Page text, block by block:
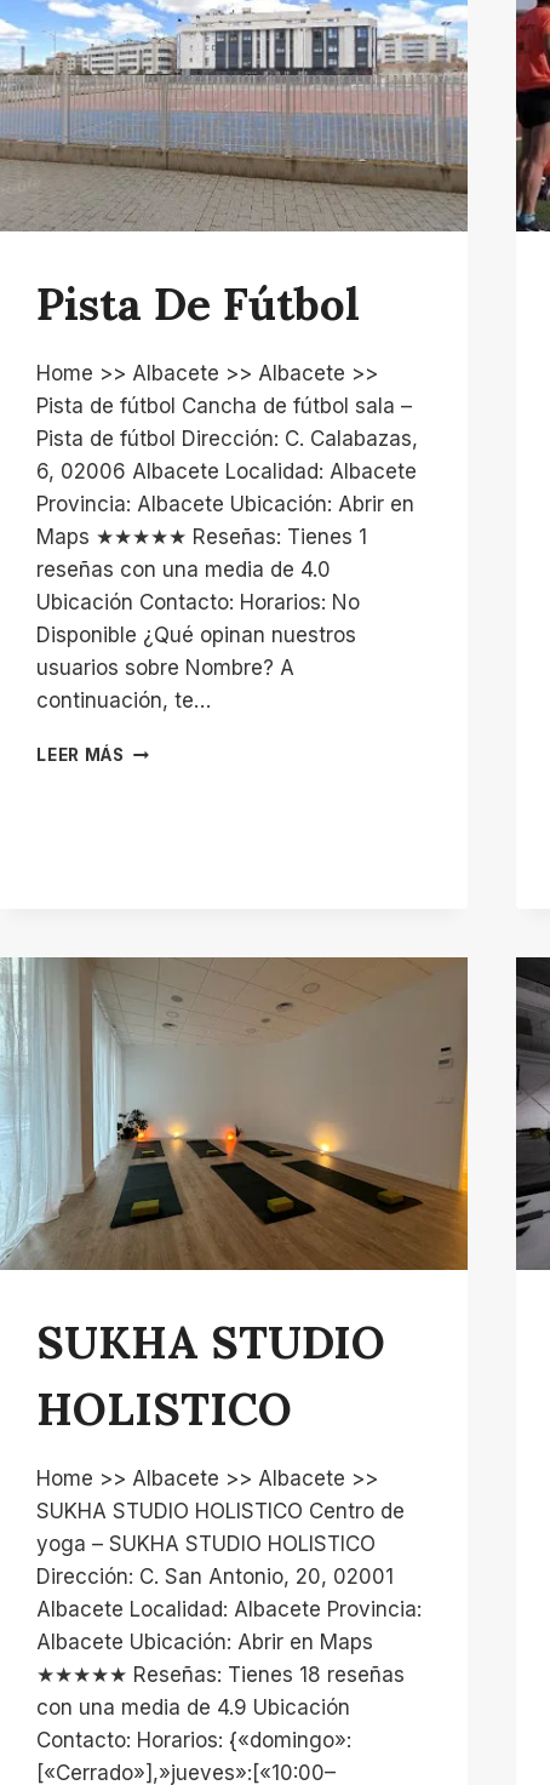
Pista De Fútbol
Home >> Albacete >> Albacete >>
Pista de fútbol Cancha de fútbol sala –
Pista de fútbol Dirección: C. Calabazas,
6, 02006 Albacete Localidad: Albacete
Provincia: Albacete Ubicación: Abrir en
Maps ★★★★★ Reseñas: Tienes 1
reseñas con una media de 4.0
Ubicación Contacto: Horarios: No
Disponible ¿Qué opinan nuestros
usuarios sobre Nombre? A
continuación, te…
LEER MÁS PISTA
SUKHA STUDIO
HOLISTICO
Home >> Albacete >> Albacete >>
SUKHA STUDIO HOLISTICO Centro de
yoga – SUKHA STUDIO HOLISTICO
Dirección: C. San Antonio, 20, 02001
Albacete Localidad: Albacete Provincia:
Albacete Ubicación: Abrir en Maps
★★★★★ Reseñas: Tienes 18 reseñas
con una media de 4.9 Ubicación
Contacto: Horarios: {«domingo»:
[«Cerrado»],»jueves»:[«10:00–